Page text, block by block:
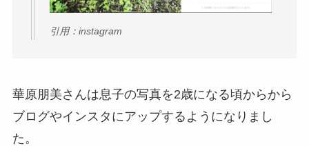
引用：instagram
華原朋美さんは息子の写真を2歳になる頃からから
ブログやインスタにアップするようになりまし
た。